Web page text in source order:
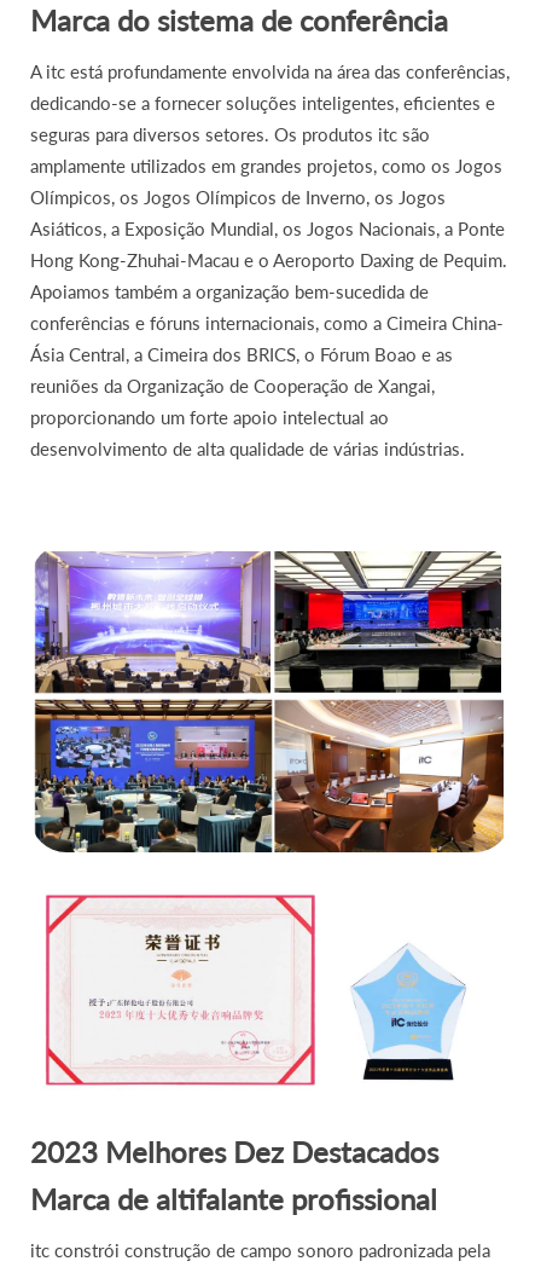
Marca do sistema de conferência
A itc está profundamente envolvida na área das conferências,
dedicando-se a fornecer soluções inteligentes, eficientes e
seguras para diversos setores. Os produtos itc são
amplamente utilizados em grandes projetos, como os Jogos
Olímpicos, os Jogos Olímpicos de Inverno, os Jogos
Asiáticos, a Exposição Mundial, os Jogos Nacionais, a Ponte
Hong Kong-Zhuhai-Macau e o Aeroporto Daxing de Pequim.
Apoiamos também a organização bem-sucedida de
conferências e fóruns internacionais, como a Cimeira China-
Ásia Central, a Cimeira dos BRICS, o Fórum Boao e as
reuniões da Organização de Cooperação de Xangai,
proporcionando um forte apoio intelectual ao
desenvolvimento de alta qualidade de várias indústrias.
2023 Melhores Dez Destacados
Marca de altifalante profissional
itc constrói construção de campo sonoro padronizada pela